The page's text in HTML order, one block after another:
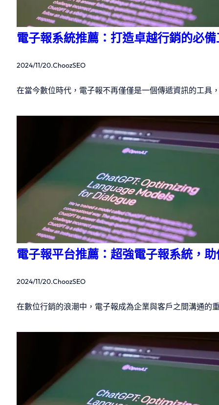
電子報系統推薦：打造卓越行銷的必
2024/11/20.ChoozSEO
在當今數位時代，電子報不再僅僅是一個傳遞資訊的工
電子報平台推薦：超強電子報系統，
2024/11/20.ChoozSEO
在數位行銷的浪潮中，電子報成為企業與客戶之間溝通